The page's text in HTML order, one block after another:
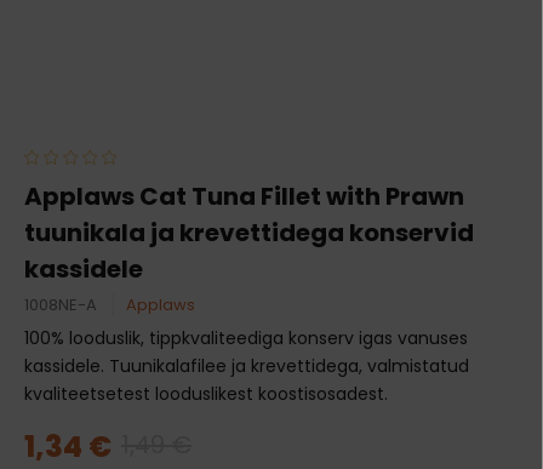
Applaws Cat Tuna Fillet with Prawn
tuunikala ja krevettidega konservid
kassidele
1008NE-A Applaws
100% looduslik, tippkvaliteediga konserv igas vanuses
kassidele. Tuunikalafilee ja krevettidega, valmistatud
kvaliteetsetest looduslikest koostisosadest.
1,34 €